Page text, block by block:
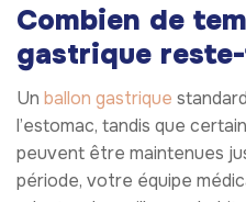
Combien de
gastrique
Un ballon gastrique
l’estomac, tandis que
peuvent être maintenues
période, votre équipe